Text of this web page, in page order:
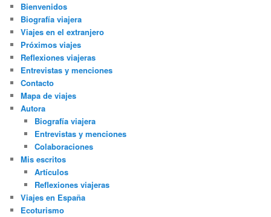
Bienvenidos
Biografía viajera
Viajes en el extranjero
Próximos viajes
Reflexiones viajeras
Entrevistas y menciones
Contacto
Mapa de viajes
Autora
Biografía viajera
Entrevistas y menciones
Colaboraciones
Mis escritos
Artículos
Reflexiones viajeras
Viajes en España
Ecoturismo